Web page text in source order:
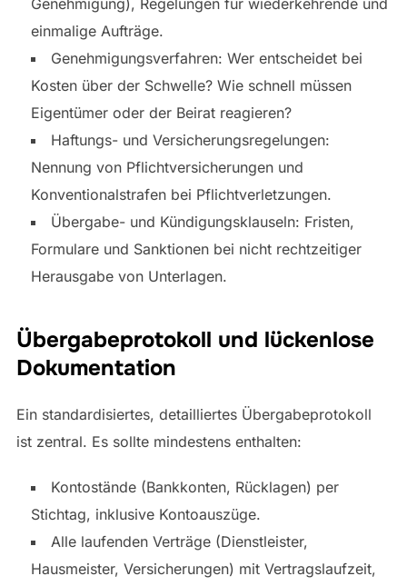
Genehmigung), Regelungen für wiederkehrende und
einmalige Aufträge.
Genehmigungsverfahren: Wer entscheidet bei
Kosten über der Schwelle? Wie schnell müssen
Eigentümer oder der Beirat reagieren?
Haftungs- und Versicherungsregelungen:
Nennung von Pflichtversicherungen und
Konventionalstrafen bei Pflichtverletzungen.
Übergabe- und Kündigungsklauseln: Fristen,
Formulare und Sanktionen bei nicht rechtzeitiger
Herausgabe von Unterlagen.
Übergabeprotokoll und lückenlose
Dokumentation
Ein standardisiertes, detailliertes Übergabeprotokoll
ist zentral. Es sollte mindestens enthalten:
Kontostände (Bankkonten, Rücklagen) per
Stichtag, inklusive Kontoauszüge.
Alle laufenden Verträge (Dienstleister,
Hausmeister, Versicherungen) mit Vertragslaufzeit,